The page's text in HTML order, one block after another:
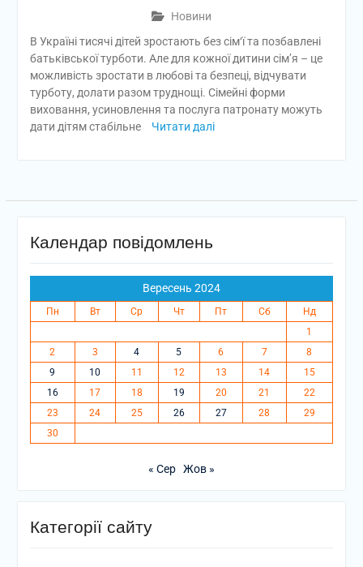
Новини
В Україні тисячі дітей зростають без сім‘ї та позбавлені
батьківської турботи. Але для кожної дитини сім’я – це
можливість зростати в любові та безпеці, відчувати
турботу, долати разом труднощі. Сімейні форми
виховання, усиновлення та послуга патронату можуть
дати дітям стабільне
Читати далі
Календар повідомлень
Вересень 2024
Пн Вт Ср Чт Пт Сб
Нд
1
2
3 4 5 6 7
8
9
10 11 12 13 14
15
16
17 18 19 20 21
22
23
24 25 26 27 28
29
30
« Сер Жов »
Категорії сайту